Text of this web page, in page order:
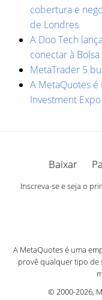
cobertura e
de Londres
A Doo Tech
conectar à
MetaTrader 5
A MetaQuotes é
Investment
Baixar
Inscreva-se e seja o
A MetaQuotes é uma
provê qualquer tipo de
© 2000-2026,